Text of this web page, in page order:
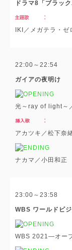
ドラマ8「ブラック
IKI／メガテラ・ゼ
22:00～22:54
ガイアの夜明け
光～ray of light～
アカツキ／松下奈
ナカマ／小田和正
23:00～23:58
WBS ワールドビ
WBS 2021―オー